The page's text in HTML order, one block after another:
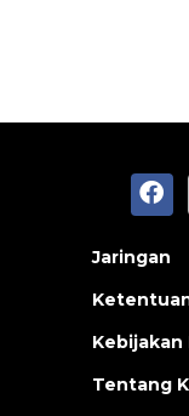
Jaringan
Kebijakan
Tentang